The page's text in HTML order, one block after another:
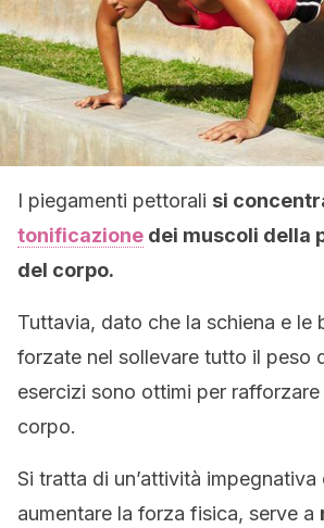
I piegamenti pettorali si
tonificazione dei muscoli della
del corpo.
Tuttavia, dato che la schiena e le
forzate nel sollevare tutto il peso
esercizi sono ottimi per
corpo.
Si tratta di un’attività impegnativa
aumentare la forza fisica, serve a